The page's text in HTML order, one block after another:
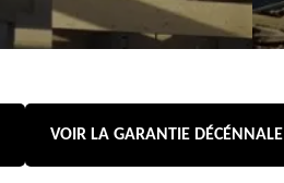
VOIR LA GARANTIE DÉCÉNNALE